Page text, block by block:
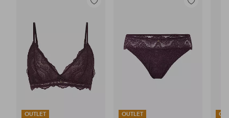
OUTLET
Toevoegen
favorieten
OUTLET
Toevoegen